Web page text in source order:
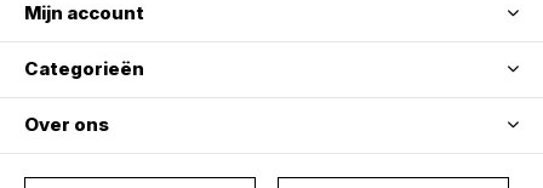
Mijn account
Categorieën
Over ons